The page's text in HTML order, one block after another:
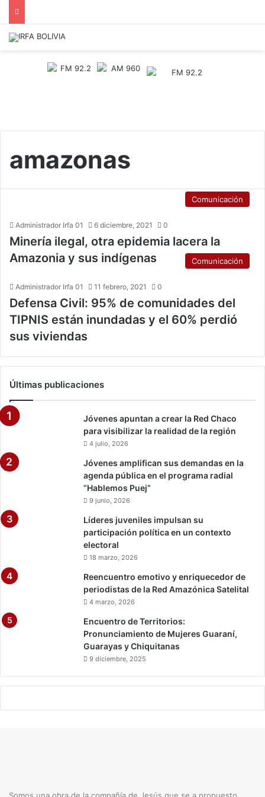
amazonas
Comunicación
Administrador Irfa 01 6 diciembre, 2021 0
Minería ilegal, otra epidemia lacera la
Amazonia y sus indígenas
Comunicación
Administrador Irfa 01 11 febrero, 2021 0
Defensa Civil: 95% de comunidades del
TIPNIS están inundadas y el 60% perdió
sus viviendas
Últimas publicaciones
Jóvenes apuntan a crear la Red Chaco
para visibilizar la realidad de la región
4 julio, 2026
Jóvenes amplifican sus demandas en la
agenda pública en el programa radial
“Hablemos Puej”
9 junio, 2026
Líderes juveniles impulsan su
participación política en un contexto
electoral
18 marzo, 2026
Reencuentro emotivo y enriquecedor de
periodistas de la Red Amazónica Satelital
4 marzo, 2026
Encuentro de Territorios:
Pronunciamiento de Mujeres Guaraní,
Guarayas y Chiquitanas
9 diciembre, 2025